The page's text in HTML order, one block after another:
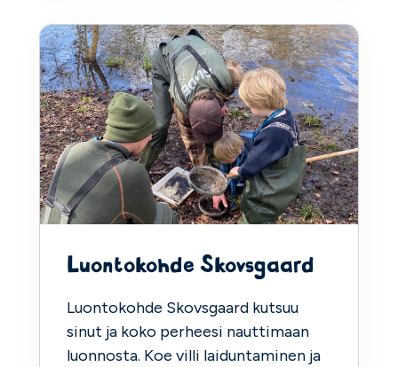
Luontokohde Skovsgaard
Luontokohde Skovsgaard kutsuu
sinut ja koko perheesi nauttimaan
luonnosta. Koe villi laiduntaminen ja